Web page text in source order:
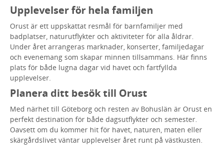
Upplevelser för hela familjen
Orust är ett uppskattat resmål för barnfamiljer med
badplatser, naturutflykter och aktiviteter för alla åldrar.
Under året arrangeras marknader, konserter, familjedagar
och evenemang som skapar minnen tillsammans. Här finns
plats för både lugna dagar vid havet och fartfyllda
upplevelser.
Planera ditt besök till Orust
Med närhet till Göteborg och resten av Bohuslän är Orust en
perfekt destination för både dagsutflykter och semester.
Oavsett om du kommer hit för havet, naturen, maten eller
skärgårdslivet väntar upplevelser året runt på västkusten.